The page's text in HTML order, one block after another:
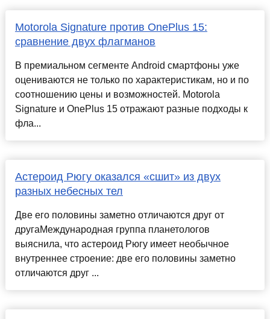
Motorola Signature против OnePlus 15:
сравнение двух флагманов
В премиальном сегменте Android смартфоны уже
оцениваются не только по характеристикам, но и по
соотношению цены и возможностей. Motorola
Signature и OnePlus 15 отражают разные подходы к
фла...
Астероид Рюгу оказался «сшит» из двух
разных небесных тел
Две его половины заметно отличаются друг от
другаМеждународная группа планетологов
выяснила, что астероид Рюгу имеет необычное
внутреннее строение: две его половины заметно
отличаются друг ...